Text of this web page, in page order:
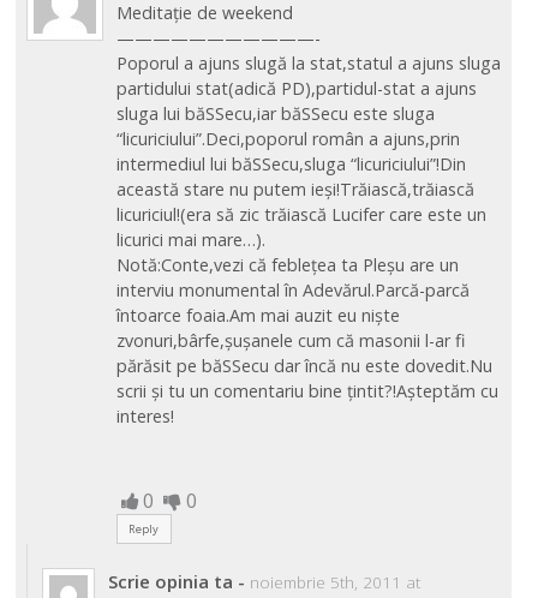
Meditație de weekend
———————————-
Poporul a ajuns slugă la stat,statul a ajuns sluga
partidului stat(adică PD),partidul-stat a ajuns
sluga lui băSSecu,iar băSSecu este sluga
“licuriciului”.Deci,poporul român a ajuns,prin
intermediul lui băSSecu,sluga “licuriciului”!Din
această stare nu putem ieși!Trăiască,trăiască
licuriciul!(era să zic trăiască Lucifer care este un
licurici mai mare…).
Notă:Conte,vezi că feblețea ta Pleșu are un
interviu monumental în Adevărul.Parcă-parcă
întoarce foaia.Am mai auzit eu niște
zvonuri,bârfe,șușanele cum că masonii l-ar fi
părăsit pe băSSecu dar încă nu este dovedit.Nu
scrii și tu un comentariu bine țintit?!Așteptăm cu
interes!
0 0
Reply
Scrie opinia ta - noiembrie 5th, 2011 at